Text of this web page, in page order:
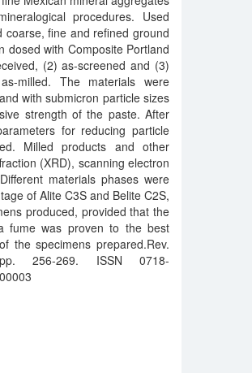
procedures. Used
coarse, fine and refined ground
dosed with Composite Portland
(2) as-screened and (3)
milled. The materials were
with submicron particle sizes
strength of the paste. After
for reducing particle
Milled products and other
(XRD), scanning electron
materials phases were
of Alite C3S and Belite C2S,
produced, provided that the
fume was proven to the best
the specimens prepared.Rev.
256-269. ISSN 0718-